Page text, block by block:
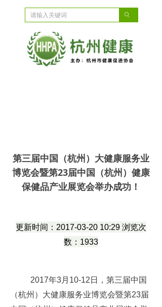
ꄙ
第三届中国（杭州）大健康服务业
博览会暨第23届中国（杭州）健康
保健品产业展览会举办成功！
更新时间：2017-03-20 10:29 浏览次
数：1933
2017年3月10-12日，第三届中国
（杭州）大健康服务业博览会暨第23届